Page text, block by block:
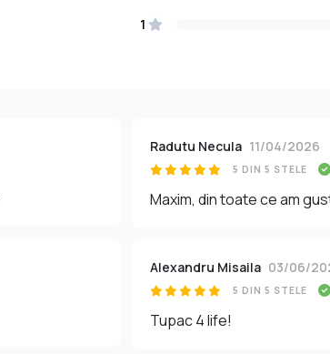
1
Radutu Necula 11/04/2026
5 DIN 5 STELE
Maxim, din toate ce am
Alexandru Misaila 03/06/
5 DIN 5 STELE
Tupac 4 life!